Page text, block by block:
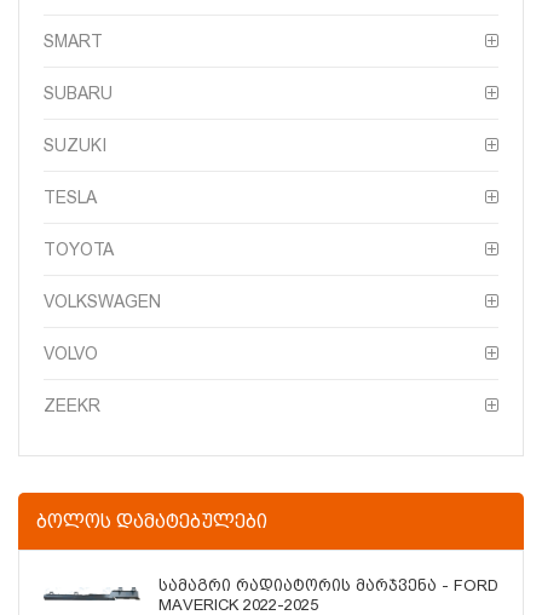
SMART
SUBARU
SUZUKI
TESLA
TOYOTA
VOLKSWAGEN
VOLVO
ZEEKR
ᲑᲝᲚᲝᲡ ᲓᲐᲛᲐᲢᲔᲑᲣᲚᲔᲑᲘ
Სამაგრი Რადიატორის Მარჯვენა - FORD
MAVERICK 2022-2025